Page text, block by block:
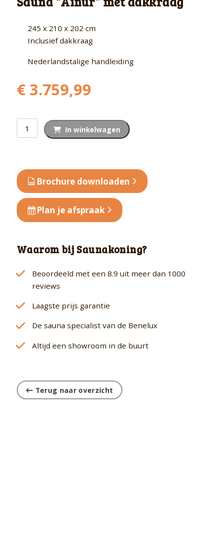
245 x 210 x 202 cm
Inclusief dakkraag
Nederlandstalige handleiding
€ 3.759,99
Sauna
"Ainur"
aantal
In winkelwagen
Brochure downloaden
Plan je afspraak
Waarom bij Saunakoning?
Beoordeeld met een 8.9 uit meer dan 1000
reviews
Laagste prijs garantie
De sauna specialist van de Benelux
Altijd een showroom in de buurt
Terug naar overzicht